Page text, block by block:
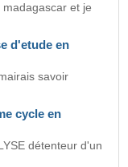
et je
d'etude en
savoir
cycle en
détenteur d'un